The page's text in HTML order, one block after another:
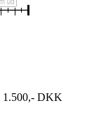
1.500,- DKK